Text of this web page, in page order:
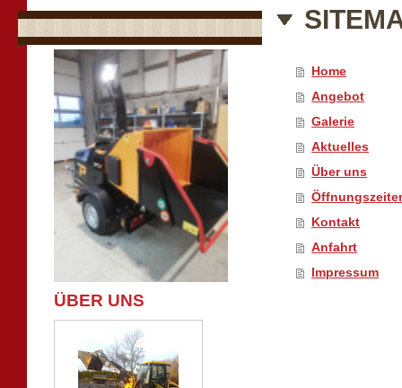
ÜBER UNS
Home
Angebot
Galerie
Aktuelles
Über uns
Kontakt
Anfahrt
Impressum